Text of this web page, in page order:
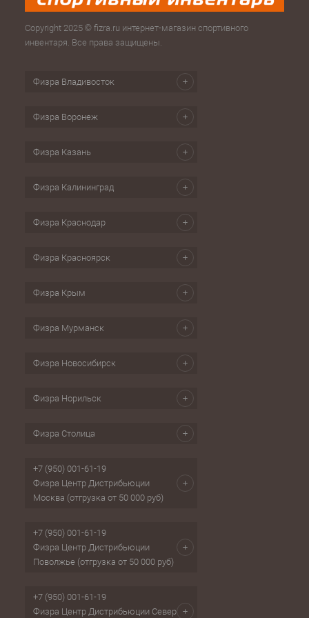
Copyright 2025 © fizra.ru интернет-магазин спортивного
инвентаря. Все права защищены.
Физра Владивосток
Физра Воронеж
Физра Казань
Физра Калининград
Физра Краснодар
Физра Красноярск
Физра Крым
Физра Мурманск
Физра Новосибирск
Физра Норильск
Физра Столица
+7 (950) 001-61-19
Физра Центр Дистрибьюции
Москва (отгрузка от 50 000 руб)
+7 (950) 001-61-19
Физра Центр Дистрибьюции
Поволжье (отгрузка от 50 000 руб)
+7 (950) 001-61-19
Физра Центр Дистрибьюции Север